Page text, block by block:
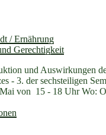
/ Ernährung
Gerechtigkeit
und Auswirkungen
- 3. der sechsteiligen
von 15 - 18 Uhr Wo: